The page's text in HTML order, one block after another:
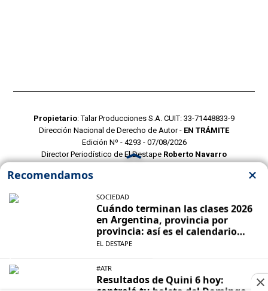
Propietario: Talar Producciones S.A. CUIT: 33-71448833-9
Dirección Nacional de Derecho de Autor - EN TRÁMITE
Edición Nº - 4293 - 07/08/2026
Director Periodístico de El Destape Roberto Navarro
POLITICAS DE PRIVACIDAD
CONTACTO COMERCIAL
CONTACTO EDITORIAL
Mustang Cloud